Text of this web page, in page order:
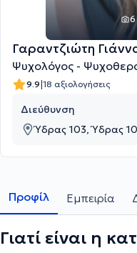
6
Γαραντζιώτη
Ψυχολόγος -
9.9|18 αξιολογήσεις
Διεύθυνση
Ύδρας 103, Ύδρας
Προφίλ Εμπειρία
Γιατί είναι η